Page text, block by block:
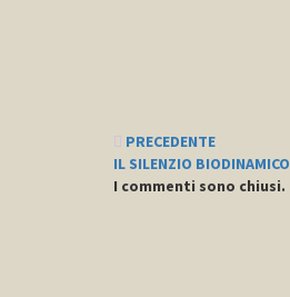
Navigazione
articoli
PRECEDENTE
IL SILENZIO BIODINAMICO
I commenti sono chiusi.